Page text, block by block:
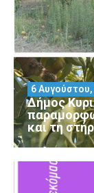
Δήμος
και τη
6